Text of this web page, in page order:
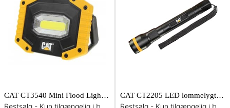
CAT CT3540 Mini Flood Light arbejdslampe 500 lumen
Restsalg - Kun tilgængelig i begrænset antal og så længe lager haves
CAT CT2205 LED lommelygte genopladelig 200 lumen
Restsalg - Kun tilgængelig i begrænset antal og så længe lager haves